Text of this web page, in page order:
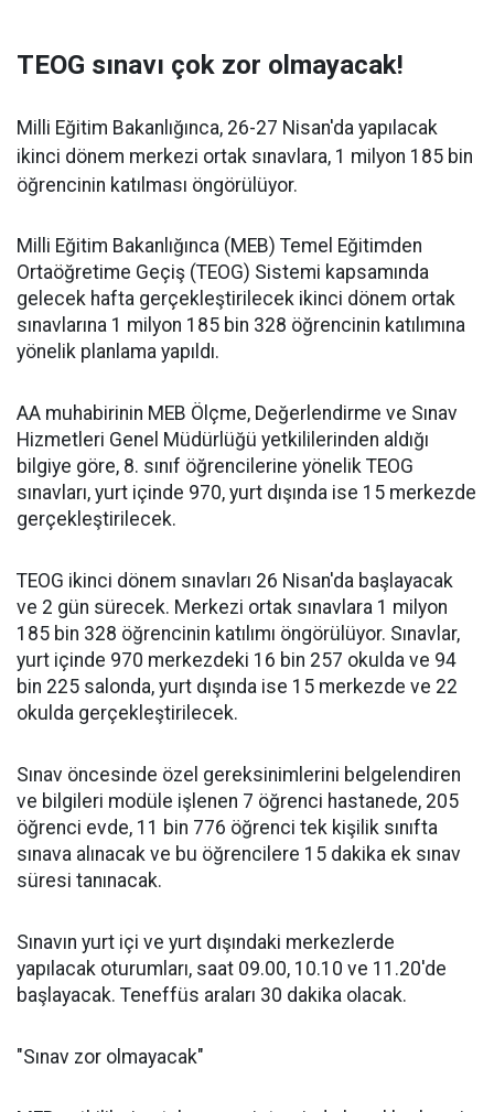
TEOG sınavı çok zor olmayacak!
Milli Eğitim Bakanlığınca, 26-27 Nisan'da yapılacak
ikinci dönem merkezi ortak sınavlara, 1 milyon 185 bin
öğrencinin katılması öngörülüyor.
Milli Eğitim Bakanlığınca (MEB) Temel Eğitimden
Ortaöğretime Geçiş (TEOG) Sistemi kapsamında
gelecek hafta gerçekleştirilecek ikinci dönem ortak
sınavlarına 1 milyon 185 bin 328 öğrencinin katılımına
yönelik planlama yapıldı.
AA muhabirinin MEB Ölçme, Değerlendirme ve Sınav
Hizmetleri Genel Müdürlüğü yetkililerinden aldığı
bilgiye göre, 8. sınıf öğrencilerine yönelik TEOG
sınavları, yurt içinde 970, yurt dışında ise 15 merkezde
gerçekleştirilecek.
TEOG ikinci dönem sınavları 26 Nisan'da başlayacak
ve 2 gün sürecek. Merkezi ortak sınavlara 1 milyon
185 bin 328 öğrencinin katılımı öngörülüyor. Sınavlar,
yurt içinde 970 merkezdeki 16 bin 257 okulda ve 94
bin 225 salonda, yurt dışında ise 15 merkezde ve 22
okulda gerçekleştirilecek.
Sınav öncesinde özel gereksinimlerini belgelendiren
ve bilgileri modüle işlenen 7 öğrenci hastanede, 205
öğrenci evde, 11 bin 776 öğrenci tek kişilik sınıfta
sınava alınacak ve bu öğrencilere 15 dakika ek sınav
süresi tanınacak.
Sınavın yurt içi ve yurt dışındaki merkezlerde
yapılacak oturumları, saat 09.00, 10.10 ve 11.20'de
başlayacak. Teneffüs araları 30 dakika olacak.
"Sınav zor olmayacak"